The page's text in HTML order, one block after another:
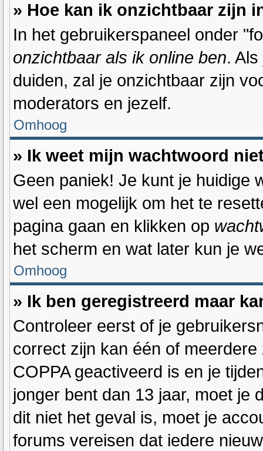
» Hoe kan ik onzichtbaar zijn
In het gebruikerspaneel onder
onzichtbaar als ik online ben.
duiden, zal je onzichtbaar zijn
moderators en jezelf.
Omhoog
» Ik weet mijn wachtwoord
Geen paniek! Je kunt je huidige
wel een mogelijk om het te
pagina gaan en klikken op
het scherm en wat later kun je
Omhoog
» Ik ben geregistreerd maar
Controleer eerst of je
correct zijn kan één of
COPPA geactiveerd is en je
jonger bent dan 13 jaar, moet je
dit niet het geval is, moet je
forums vereisen dat iedere